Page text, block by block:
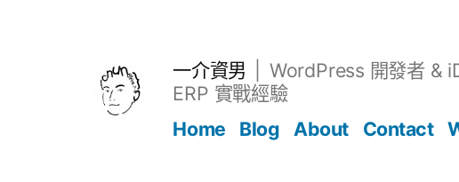
一介資男
WordPress 開發者 &
ERP 實戰經驗
Home
Blog About Contact